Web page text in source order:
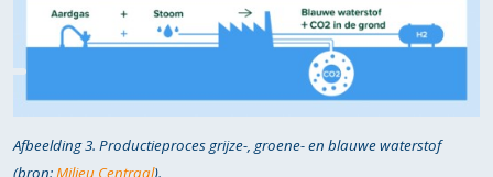
Afbeelding 3. Productieproces grijze-, groene- en blauwe waterstof
(bron:Milieu Centraal).